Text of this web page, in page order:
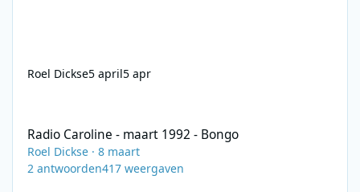
Roel Dickse5 april5 apr
Radio Caroline - maart 1992 - Bongo
Roel Dickse ·8 maart
2 antwoorden417 weergaven